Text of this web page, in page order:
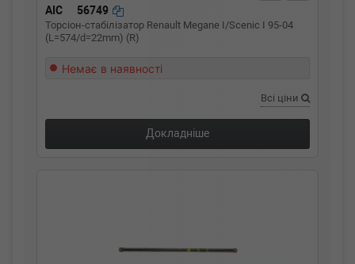
AIC 56749
Торсіон-стабілізатор Renault Megane I/Scenic I 95-04
(L=574/d=22mm) (R)
Немає в наявності
Всі ціни
Докладніше